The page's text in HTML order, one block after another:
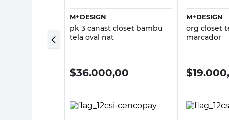
M+DESIGN
pk 3 canast closet bambu
tela oval nat
$36.000,00
M+DESIGN
org closet
marcador
$